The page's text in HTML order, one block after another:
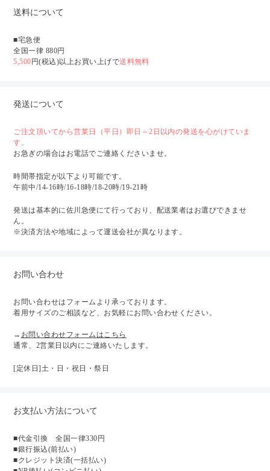
送料について
■宅急便
全国一律 880円
5,500 円(税込)以上お買い上げで送料無料
発送について
ご注文頂いてから営業日（平日）即日～2日以内の発送を心がけていま
す。
お急ぎの場合はお電話でご連絡くださいませ。
時間帯指定が以下より可能です。
午前中/14-16時/16-18時/18-20時/19-21時
発送は基本的に佐川急便にて行っており、配送業者はお選びできませ
ん。
※決済方法や地域によって運送会社が異なります。
お問い合わせ
お問い合わせはフォームより承っております。
着用サイズのご相談など、お気軽にお問い合わせください。
→ お問い合わせフォームはこちら
通常、2営業日以内にご連絡いたします。
[定休日]土・日・祝日・祭日
お支払い方法について
■代金引換 全国一律330円
■銀行振込(前払い)
■クレジット決済(一括払い)